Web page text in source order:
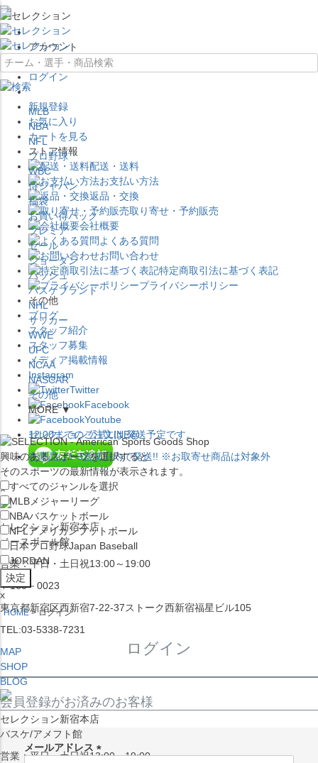
×
アカウント
ログイン
新規登録
お気に入り
カートを見る
ストア情報
配送・送料
お支払い方法
返品・交換
取り寄せ・予約販売
会社概要
よくある質問
お問い合わせ
特定商取引法に基づく表記
プライバシーポリシー
その他
ブログ
スタッフ紹介
スタッフ募集
メディア掲載情報
Instagram
Twitter
Facebook
Youtube
セレクション公式LINE@
×
セレクション新宿本店
ベースボール館
営業：平日・土日祝13:00～19:00
〒160－0023
東京都新宿区西新宿7-22-37ストーク西新宿福星ビル105
TEL:03-5338-7231
MAP
SHOP
BLOG
セレクション新宿本店
バスケ/アメフト館
営業：平日・土日祝13:00～19:00
MLB
NBA
NFL
プロ野球
WBC
侍ジャパン
福袋
お買い得パック
プレミア
セール
ジョーダン
バッシュ
バスケブランド
NHL
サッカー
WWE
UFC
NCAA
NASCAR
その他
MORE ▼
12:00までのご注文は発送予定です。
在庫品は1-3営業日内で発送!! ※お取寄せ商品は対象外
興味のあるスポーツを選択すると
そのスポーツの最新情報が表示されます。
すべてのジャンルを選択
MLB メジャーリーグ
NBAバスケットボール
NFLアメリカンフットボール
日本プロ野球Japan Baseball
JORDAN
x
HOME ログイン
ログイン
会員登録がお済みのお客様
メールアドレス